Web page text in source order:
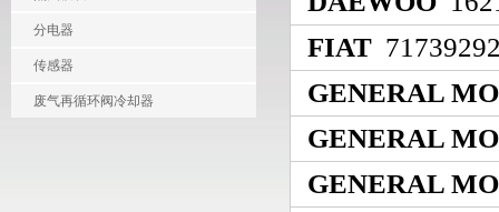
分电器
传感器
废气再循环阀冷却器
FIAT
GENERAL
GENERAL
GENERAL